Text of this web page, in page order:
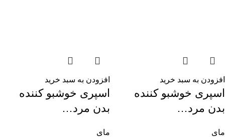
افزودن به سبد خرید
اسپری خوشبو کننده
بدن مرد…
مای
افزودن به سبد خرید
اسپری خوشبو کننده
بدن مرد…
مای